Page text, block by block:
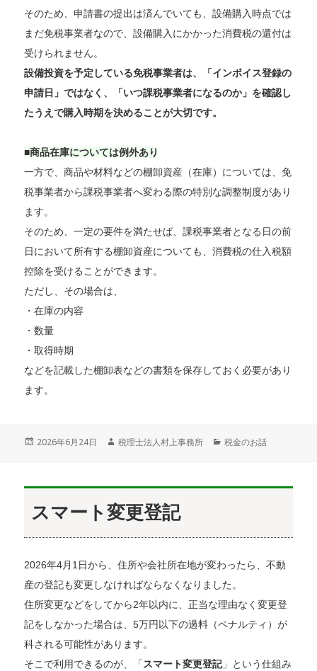
そのため、申請書の提出は済んでいても、設備購入時点では
まだ免税事業者なので、設備購入にかかった消費税の還付は
受けられません。
設備投資を予定している免税事業者は、「インボイス登録の
申請日」ではなく、「いつ課税事業者になるのか」を確認し
たうえで購入時期を決めることが大切です。
■商品在庫については例外あり
一方で、商品や材料などの棚卸資産（在庫）については、免
税事業者から課税事業者へ変わる際の特別な調整制度があり
ます。
そのため、一定の要件を満たせば、課税事業者となる日の前
日において所有する棚卸資産についても、消費税の仕入税額
控除を受けることができます。
ただし、その場合は、
・在庫の内容
・数量
・取得時期
などを記載した棚卸表などの書類を保存しておく必要があり
ます。
投
2026年6月24日
作
税理士法人村上事務所
カ
税金のお話
スマート変更登記
2026年4月1日から、住所や会社所在地が変わったら、不動
産の登記も変更しなければならなくなりました。
住所変更などをしてから2年以内に、正当な理由なく変更登
記をしなかった場合は、5万円以下の過料（ペナルティ）が
科される可能性があります。
そこで利用できるのが、「 スマート変更登記」という仕組み